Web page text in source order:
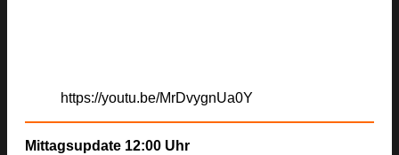
https://youtu.be/MrDvygnUa0Y
Mittagsupdate 12:00 Uhr